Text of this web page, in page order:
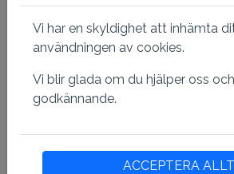
Kompatibel med alla
webbläsare
Detta certifikat har den högsta
stationära webbläsare, vilket
varningar vid åtkomst till
Vi har en skyldighet att inhämta
användningen av cookies.
Vi blir glada om du hjälper oss
godkännande.
ACCEPTERA ALLT